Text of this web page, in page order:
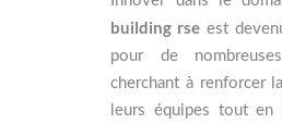
building rse est
pour de
cherchant à renforcer
leurs équipes tout en